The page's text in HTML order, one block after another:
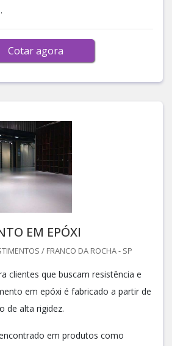
Cotar agora
EM EPÓXI
/ FRANCO DA ROCHA - SP
clientes que buscam resistência e
em epóxi é fabricado a partir de
de alta rigidez.
em produtos como